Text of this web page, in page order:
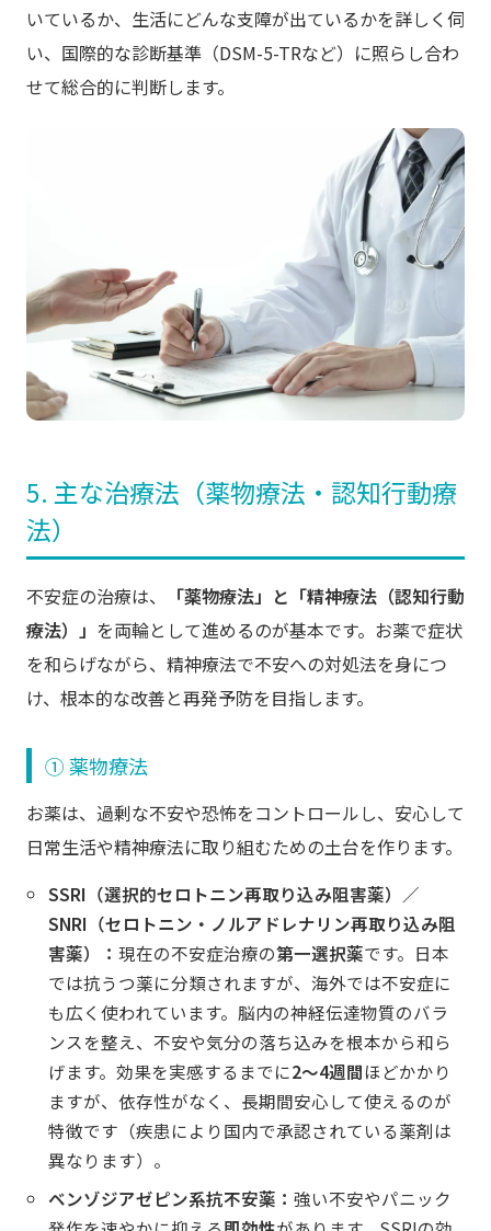
いているか、生活にどんな支障が出ているかを詳しく伺
い、国際的な診断基準（DSM-5-TRなど）に照らし合わ
せて総合的に判断します。
5. 主な治療法（薬物療法・認知行動療
法）
不安症の治療は、
「薬物療法」と「精神療法（認知行動
療法）」 を両輪として進めるのが基本です。お薬で症状
を和らげながら、精神療法で不安への対処法を身につ
け、根本的な改善と再発予防を目指します。
① 薬物療法
お薬は、過剰な不安や恐怖をコントロールし、安心して
日常生活や精神療法に取り組むための土台を作ります。
SSRI（選択的セロトニン再取り込み阻害薬）／
SNRI（セロトニン・ノルアドレナリン再取り込み阻
害薬）：現在の不安症治療の第一選択薬です。日本
では抗うつ薬に分類されますが、海外では不安症に
も広く使われています。脳内の神経伝達物質のバラ
ンスを整え、不安や気分の落ち込みを根本から和ら
げます。効果を実感するまでに2〜4週間ほどかかり
ますが、依存性がなく、長期間安心して使えるのが
特徴です（疾患により国内で承認されている薬剤は
異なります）。
ベンゾジアゼピン系抗不安薬：強い不安やパニック